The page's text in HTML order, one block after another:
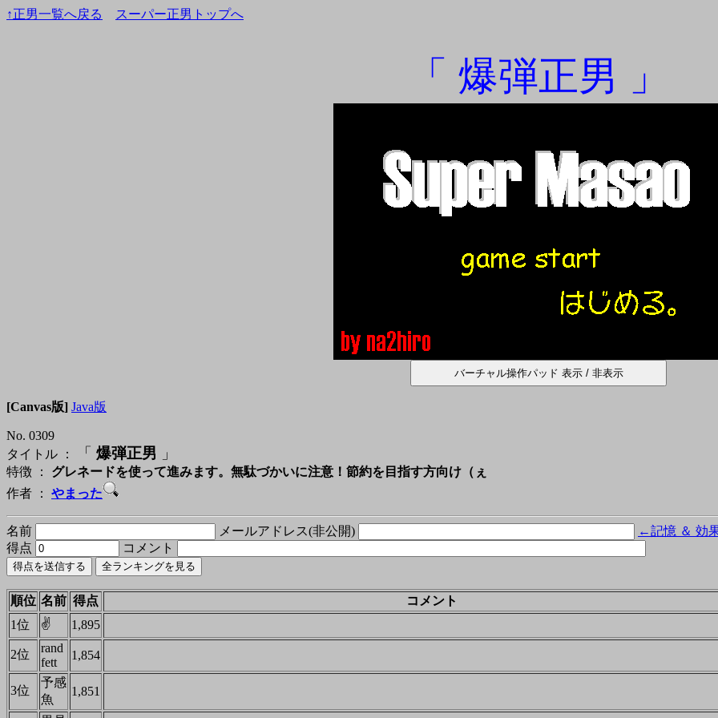
↑正男一覧へ戻る スーパー正男トップへ
「 爆弾正男 」
[Canvas版] Java版
No. 0309
タイトル ：
「 爆弾正男 」
特徴 ： グレネードを使って進みます。無駄づかいに注意！節約を目指す方向け（ぇ
作者 ： やまった
名前 メールアドレス(非公開) ←記憶 ＆ 効
得点
コメント
順位 名前 得点 コメント
1位
✌ 1,895
2位
rand
fett
1,854
3位
予感
魚
1,851